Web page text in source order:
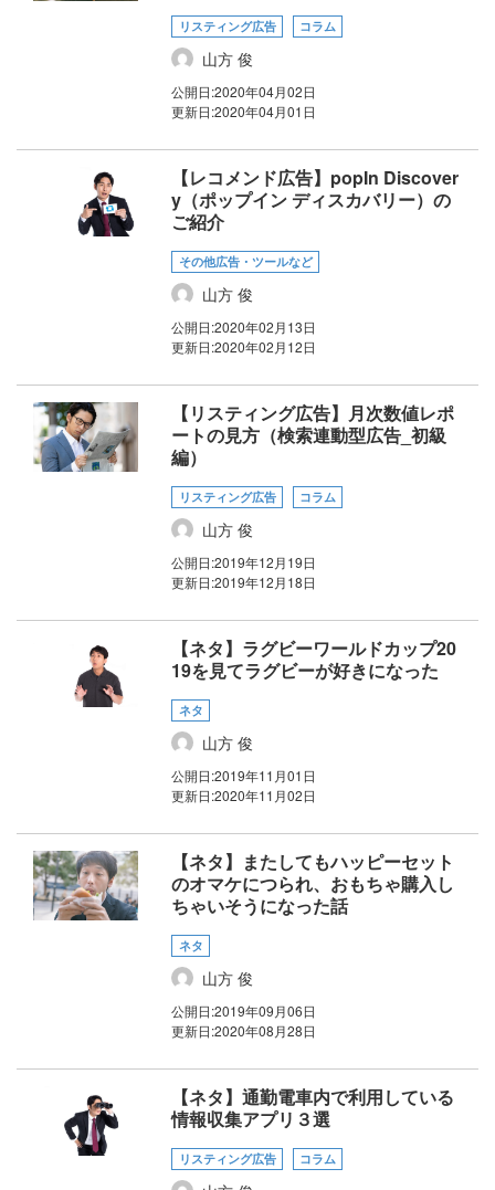
リスティング広告 コラム
山方 俊
公開日:2020年04月02日
更新日:2020年04月01日
【レコメンド広告】popIn Discover
y（ポップイン ディスカバリー）の
ご紹介
その他広告・ツールなど
山方 俊
公開日:2020年02月13日
更新日:2020年02月12日
【リスティング広告】月次数値レポ
ートの見方（検索連動型広告_初級
編）
リスティング広告 コラム
山方 俊
公開日:2019年12月19日
更新日:2019年12月18日
【ネタ】ラグビーワールドカップ20
19を見てラグビーが好きになった
ネタ
山方 俊
公開日:2019年11月01日
更新日:2020年11月02日
【ネタ】またしてもハッピーセット
のオマケにつられ、おもちゃ購入し
ちゃいそうになった話
ネタ
山方 俊
公開日:2019年09月06日
更新日:2020年08月28日
【ネタ】通勤電車内で利用している
情報収集アプリ３選
リスティング広告 コラム